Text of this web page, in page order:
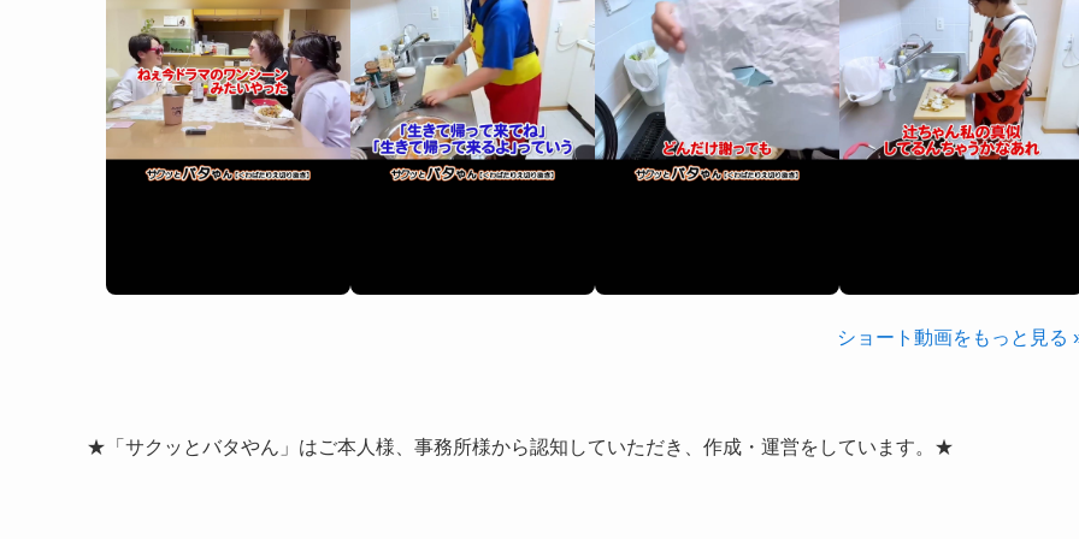
ショート動画をもっと見る
★「サクッとバタやん」はご本人様、事務所様から認知していただき、作成・運営をしています。★